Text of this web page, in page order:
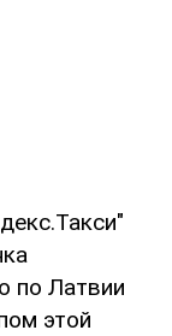
по Латвии
этой